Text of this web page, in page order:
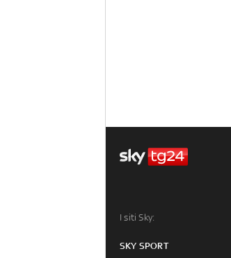
I siti Sky:
SKY SPORT